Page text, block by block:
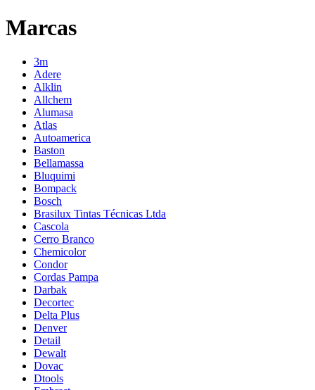
Marcas
3m
Adere
Alklin
Allchem
Alumasa
Atlas
Autoamerica
Baston
Bellamassa
Bluquimi
Bompack
Bosch
Brasilux Tintas Técnicas Ltda
Cascola
Cerro Branco
Chemicolor
Condor
Cordas Pampa
Darbak
Decortec
Delta Plus
Denver
Detail
Dewalt
Dovac
Dtools